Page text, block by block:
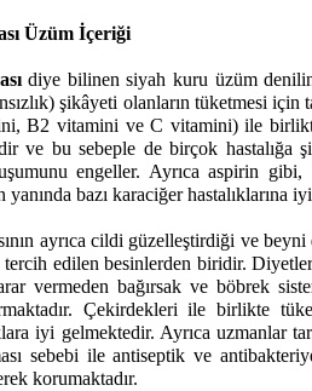
Üzüm İçeriği
diye bilinen siyah kuru üzüm
şikâyeti olanların tüketmesi
B2 vitamini ve C vitamini) ile
ve bu sebeple de birçok hastalığa
engeller. Ayrıca aspirin gibi,
yanında bazı karaciğer hastalıklarına
ayrıca cildi güzelleştirdiği ve beyni
edilen besinlerden biridir.
vermeden bağırsak ve böbrek
Çekirdekleri ile birlikte
iyi gelmektedir. Ayrıca uzmanlar
sebebi ile antiseptik ve
korumaktadır.